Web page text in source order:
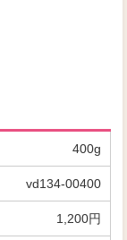
400g
vd134-00400
1,200円